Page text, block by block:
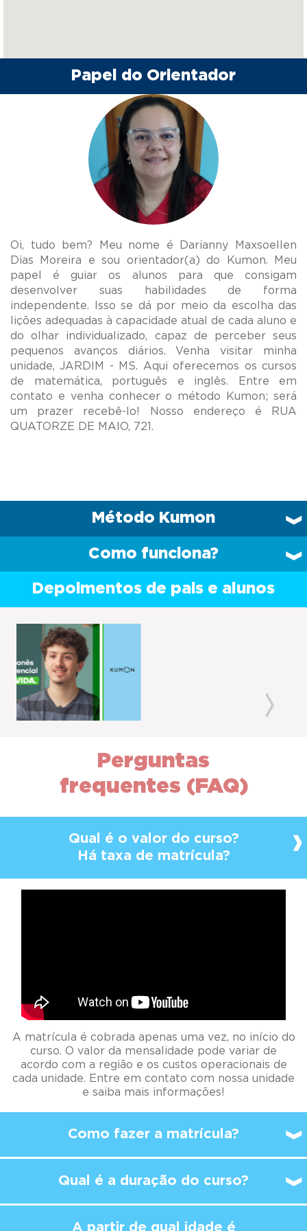
Papel do Orientador
Oi, tudo bem? Meu nome é Darianny Maxsoellen
Dias Moreira e sou orientador(a) do Kumon. Meu
papel é guiar os alunos para que consigam
desenvolver suas habilidades de forma
independente. Isso se dá por meio da escolha das
lições adequadas à capacidade atual de cada aluno e
do olhar individualizado, capaz de perceber seus
pequenos avanços diários. Venha visitar minha
unidade, JARDIM - MS. Aqui oferecemos os cursos
de matemática, português e inglês. Entre em
contato e venha conhecer o método Kumon; será
um prazer recebê-lo! Nosso endereço é RUA
Método Kumon
Como funciona?
Depoimentos de pais e alunos
Previous
Perguntas
frequentes (FAQ)
Qual é o valor do curso?
Há taxa de matrícula?
A matrícula é cobrada apenas uma vez, no início do
curso. O valor da mensalidade pode variar de
acordo com a região e os custos operacionais de
cada unidade. Entre em contato com nossa unidade
e saiba mais informações!
Como fazer a matrícula?
Qual é a duração do curso?
A partir de qual idade é